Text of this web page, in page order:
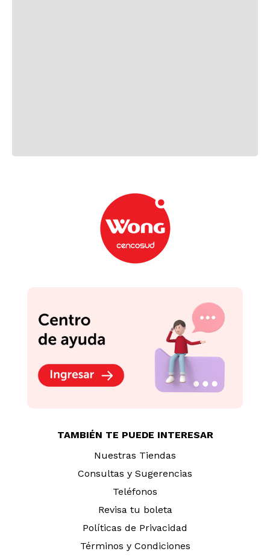
TAMBIÉN TE PUEDE INTERESAR
Nuestras Tiendas
Consultas y Sugerencias
Teléfonos
Revisa tu boleta
Políticas de Privacidad
Términos y Condiciones